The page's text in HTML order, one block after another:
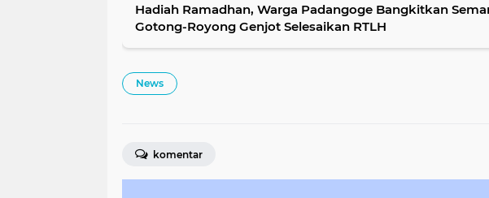
Hadiah Ramadhan, Warga Padangoge Bangkitkan
Gotong-Royong Genjot Selesaikan RTLH
News
komentar